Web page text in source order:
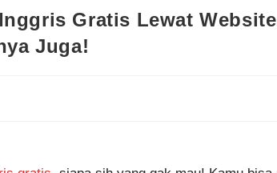
Gratis Lewat
Juga!